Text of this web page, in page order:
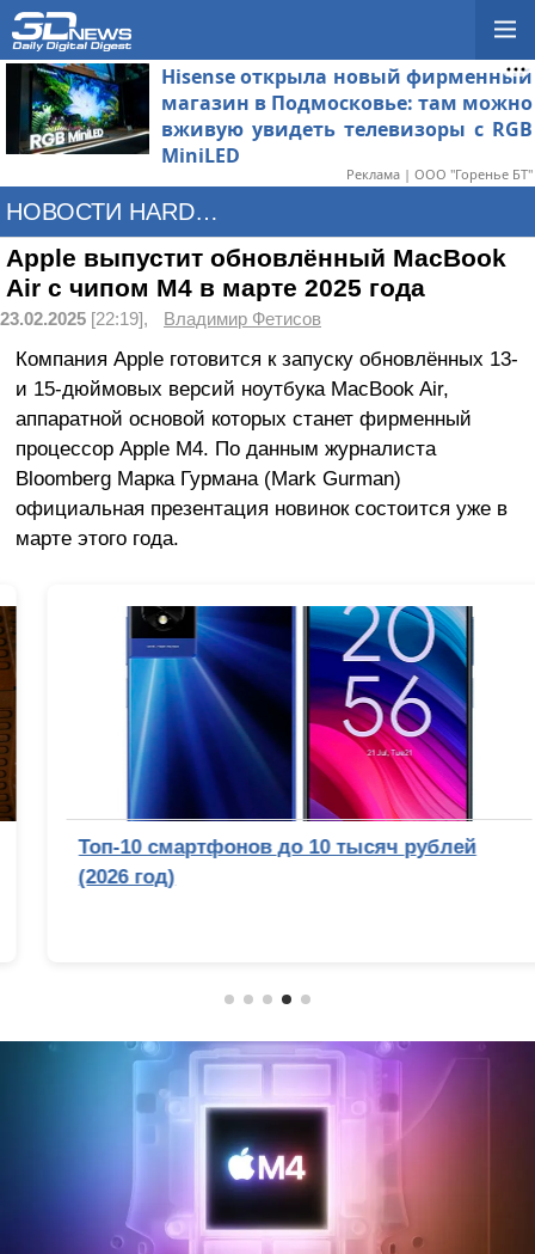
Hisense открыла новый фирменный
магазин в Подмосковье: там можно
вживую увидеть телевизоры с RGB
MiniLED
Реклама | ООО "Горенье БТ"
НОВОСТИ HARDWARE
Apple выпустит обновлённый MacBook
Air с чипом M4 в марте 2025 года
23.02.2025 [22:19], Владимир Фетисов
Компания Apple готовится к запуску обновлённых 13-
и 15-дюймовых версий ноутбука MacBook Air,
аппаратной основой которых станет фирменный
процессор Apple M4. По данным журналиста
Bloomberg Марка Гурмана (Mark Gurman)
официальная презентация новинок состоится уже в
марте этого года.
Топ-10 смартфонов до 10 тысяч рублей
(2026 год)